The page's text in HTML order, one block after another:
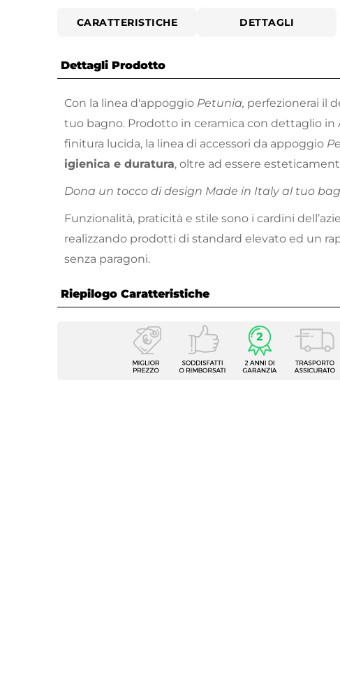
CARATTERISTICHE DETTAGLI
Dettagli Prodotto
Con la linea d'appoggio Petunia, perfezionerai il
tuo bagno. Prodotto in ceramica con dettaglio in
finitura lucida, la linea di accessori da appoggio
igienica e duratura, oltre ad essere
Dona un tocco di design Made in Italy al tuo
Funzionalità, praticità e stile sono i cardini
realizzando prodotti di standard elevato ed un
senza paragoni.
Riepilogo Caratteristiche
Caratteristiche
Portasapone
Installazione
Appoggio